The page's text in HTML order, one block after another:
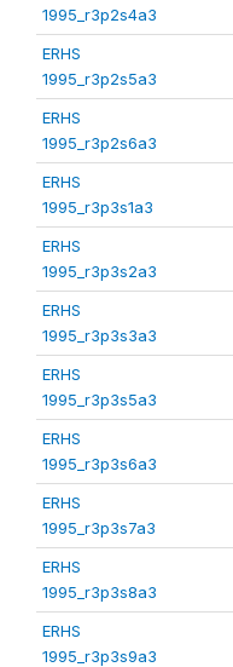
1995_r3p2s4a3
ERHS
1995_r3p2s5a3
ERHS
1995_r3p2s6a3
ERHS
1995_r3p3s1a3
ERHS
1995_r3p3s2a3
ERHS
1995_r3p3s3a3
ERHS
1995_r3p3s5a3
ERHS
1995_r3p3s6a3
ERHS
1995_r3p3s7a3
ERHS
1995_r3p3s8a3
ERHS
1995_r3p3s9a3